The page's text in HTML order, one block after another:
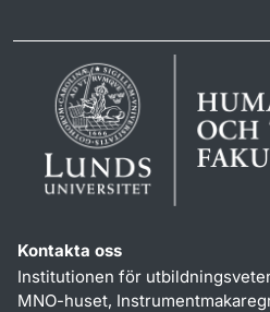
Kontakta oss
Institutionen för
MNO-huset,